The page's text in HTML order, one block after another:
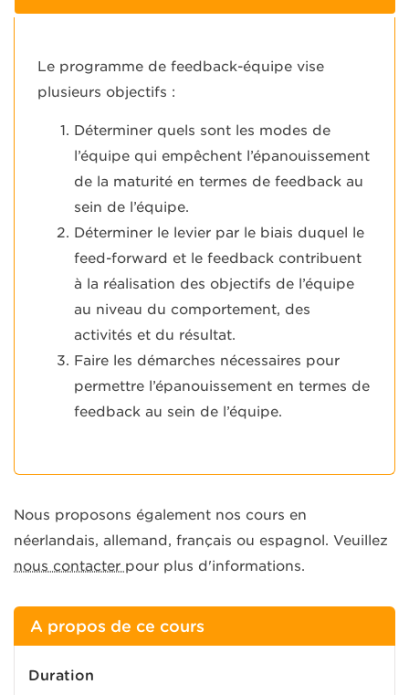
Le programme de feedback-équipe vise
plusieurs objectifs :
Déterminer quels sont les modes de
l’équipe qui empêchent l’épanouissement
de la maturité en termes de feedback au
sein de l’équipe.
Déterminer le levier par le biais duquel le
feed-forward et le feedback contribuent
à la réalisation des objectifs de l’équipe
au niveau du comportement, des
activités et du résultat.
Faire les démarches nécessaires pour
permettre l’épanouissement en termes de
feedback au sein de l’équipe.
Nous proposons également nos cours en
néerlandais, allemand, français ou espagnol. Veuillez
nous contacter pour plus d'informations.
A propos de ce cours
Duration